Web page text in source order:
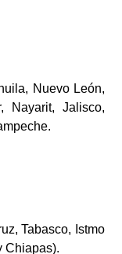
Nuevo León,
Nayarit, Jalisco,
Tabasco, Istmo
Chiapas).